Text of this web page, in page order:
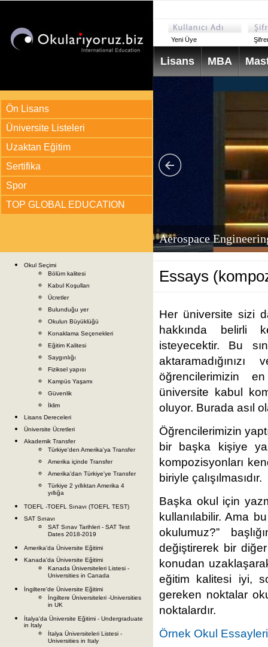
Ön Lisans
Üniversite Listeleri
Uzaktan Eğitim
Sertifika
Spor
TOP GLOBAL EDUCATION
Okul Seçimi
Bölüm kalitesi
Kabul Koşulları
Ücretler
Bulunduğu yer
Okulun Büyüklüğü
Konaklama Seçenekleri
Eğitim Kalitesi
Saygınlığı
Fiziksel yapısı
Kampüs Yaşamı
Güvenlik
İklim
Lisans Dereceleri
Üniversite Ücretleri
Akademik Transfer
Türkiye'den Amerika'ya Transfer
Amerika içinde Transfer
Amerika'dan Türkiye'ye Transfer
Türkiye 2 yıllıktan Amerika 4
yıllığa
TOEFL -TOEFL Sınavı (TOEFL TEST)
SAT Sınavı
SAT Sınav Tarihleri - SAT Test
Dates 2018-2019
Amerika'da Üniversite Eğitimi
Kanada'da Üniversite Eğitimi
Kanada Üniversiteleri Listesi -
Universities in Canada
İngiltere'de Üniversite Eğitimi
İngiltere Üniversiteleri -Universities
in UK
İtalya'da Üniversite Eğitimi - Undergraduate
in Italy
İtalya Üniversiteleri Listesi -
Universities in Italy
Yeni Üye
Lisans MBA
Aerospace
Essays
Her üniversite sizi
hakkında belirli
isteyecektir. Bu
öğrencilerimizin
üniversite kabul
oluyor. Burada asıl
Öğrencilerimizin
bir başka kişiye
kompozisyonları
biriyle çalışılmasıdır.
Başka okul için
kullanılabilir. Ama
okulumuz?”
değiştirerek bir
konudan
eğitim kalitesi iyi,
gereken noktalar
noktalardır.
Örnek Okul